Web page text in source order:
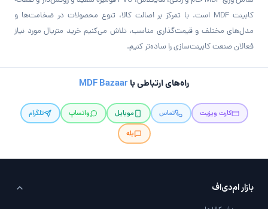
کابینت MDF است. با تمرکز بر اصالت کالا، تنوع محصولات در ضخامت‌ها و
مدل‌های مختلف و قیمت‌گذاری مناسب، تلاش می‌کنیم خرید متریال مورد نیاز
فعالان صنعت کابینت‌سازی را ساده‌تر کنیم.
راه‌های ارتباطی باMDF Bazaar
کارت ویزیت تماس موبایل واتساپ
تلگرام
بله
بازار ام‌دی‌اف